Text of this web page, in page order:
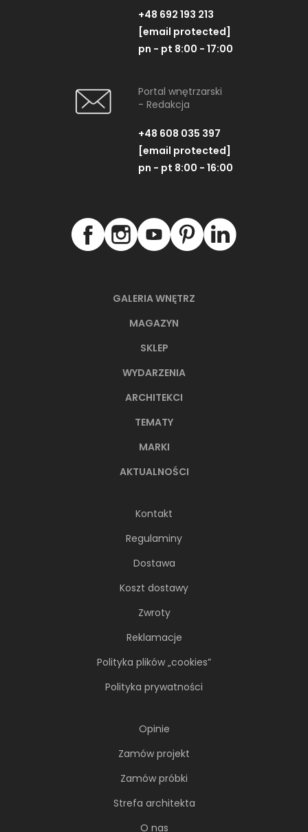
GALERIA WNĘTRZ
MAGAZYN
SKLEP
WYDARZENIA
ARCHITEKCI
TEMATY
MARKI
AKTUALNOŚCI
Kontakt
Regulaminy
Dostawa
Koszt dostawy
Zwroty
Reklamacje
Polityka plików „cookies”
Polityka prywatności
Opinie
Zamów projekt
Zamów próbki
Strefa architekta
O nas
+48 692 193 213
[email protected]
pn - pt 8:00 - 17:00
Portal wnętrzarski
- Redakcja
+48 608 035 397
[email protected]
pn - pt 8:00 - 16:00